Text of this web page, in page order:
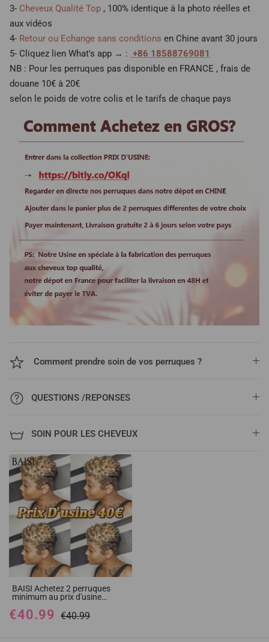
3- Cheveux Qualité Top , 100% identique à la photo réelles et
aux vidéos
4- Retour ou Echange sans conditions en Chine avant 30 jours
5- Cliquez lien What's app → : +86 18588769081
NB : Pour les perruques pas disponible en FRANCE , frais de
douane 10€ à 20€
selon le poids de votre colis et le tarifs de chaque pays
Comment prendre soin de vos perruques ?
QUESTIONS /REPONSES
SOIN POUR LES CHEVEUX
BAISI Achetez 2 perruques
minimum au prix d'usine
40€ finger wave ou 13x4
Frontal Perruque Bob Lisse En
€40.99 €40.99